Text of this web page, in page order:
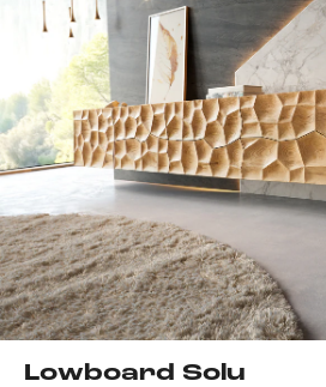
Lowboard Solu